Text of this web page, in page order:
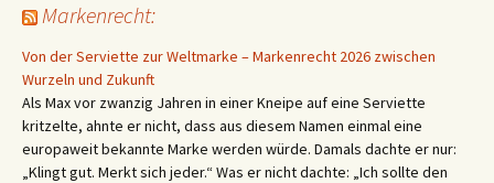
Markenrecht:
Von der Serviette zur Weltmarke – Markenrecht 2026 zwischen
Wurzeln und Zukunft
Als Max vor zwanzig Jahren in einer Kneipe auf eine Serviette
kritzelte, ahnte er nicht, dass aus diesem Namen einmal eine
europaweit bekannte Marke werden würde. Damals dachte er nur:
„Klingt gut. Merkt sich jeder.“ Was er nicht dachte: „Ich sollte den